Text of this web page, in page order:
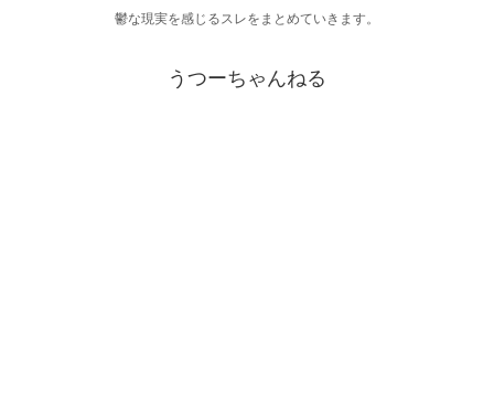
鬱な現実を感じるスレをまとめていきます。
うつーちゃんねる